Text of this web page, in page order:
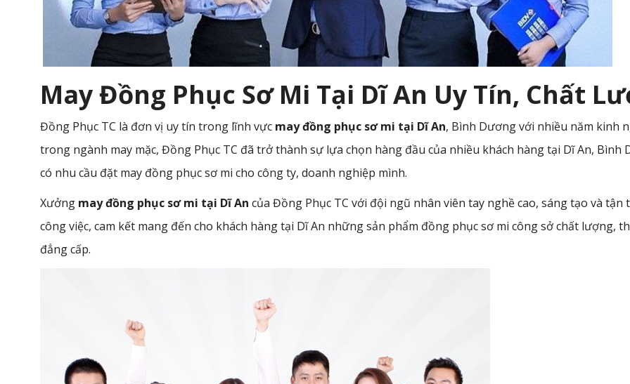
May Đồng Phục Sơ Mi Tại Dĩ An Uy Tín, Chất
Đồng Phục TC là đơn vị uy tín trong lĩnh vực may đồng phục sơ mi tại Dĩ An, Bình Dương với nhiều năm kinh
trong ngành may mặc, Đồng Phục TC đã trở thành sự lựa chọn hàng đầu của nhiều khách hàng tại Dĩ An, Bình
có nhu cầu đặt may đồng phục sơ mi cho công ty, doanh nghiệp mình.
Xưởng may đồng phục sơ mi tại Dĩ An của Đồng Phục TC với đội ngũ nhân viên tay nghề cao, sáng tạo và tận
công việc, cam kết mang đến cho khách hàng tại Dĩ An những sản phẩm đồng phục sơ mi công sở chất lượng,
đẳng cấp.